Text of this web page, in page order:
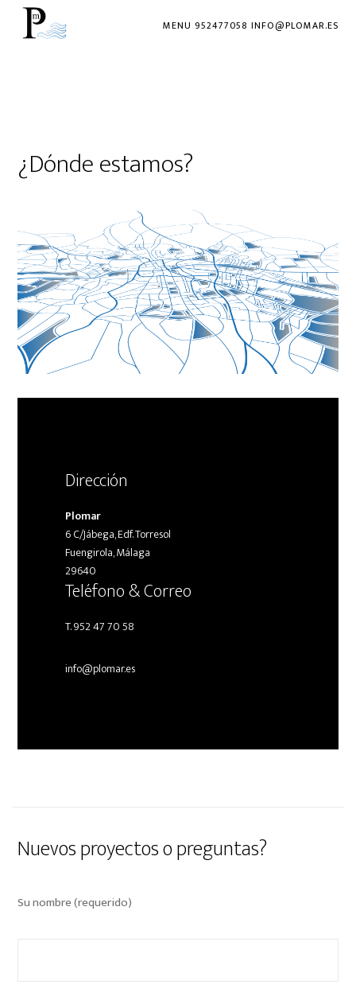
MENU 952477058 INFO@PLOMAR.ES
¿Dónde estamos?
Dirección
Plomar
6 C/Jábega, Edf. Torresol
Fuengirola, Málaga
29640
Teléfono & Correo
T. 952 47 70 58
info@plomar.es
Nuevos proyectos o preguntas?
Su nombre (requerido)